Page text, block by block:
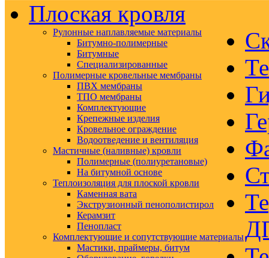
Плоская кровля
Рулонные наплавляемые материалы
Битумно-полимерные
Битумные
Специализированные
Полимерные кровельные мембраны
ПВХ мембраны
ТПО мембраны
Комплектующие
Крепежные изделия
Кровельное ограждение
Водоотведение и вентиляция
Мастичные (наливные) кровли
Полимерные (полиуретановые)
На битумной основе
Теплоизоляция для плоской кровли
Каменная вата
Экструзионный пенополистирол
Керамзит
Пенопласт
Комплектующие и сопутствующие материалы
Мастики, праймеры, битум